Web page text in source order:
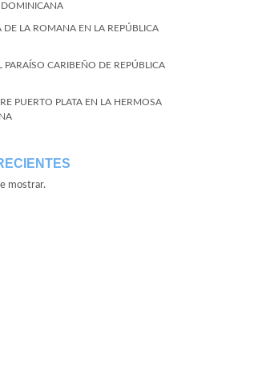
DOMINICANA
DE LA ROMANA EN LA REPÚBLICA
PARAÍSO CARIBEÑO DE REPÚBLICA
PUERTO PLATA EN LA HERMOSA
mostrar.